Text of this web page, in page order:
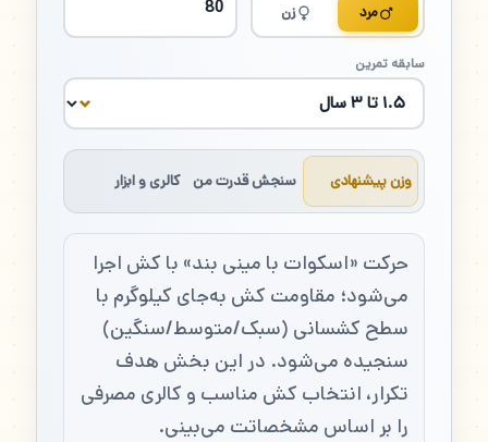
مرد زن
سابقه تمرین
وزن پیشنهادی سنجش قدرت من کالری و ابزار
حرکت «اسکوات با مینی بند» با کش اجرا
می‌شود؛ مقاومت کش به‌جای کیلوگرم با
سطح کشسانی (سبک/متوسط/سنگین)
سنجیده می‌شود. در این بخش هدف
تکرار، انتخاب کش مناسب و کالری مصرفی
را بر اساس مشخصاتت می‌بینی.